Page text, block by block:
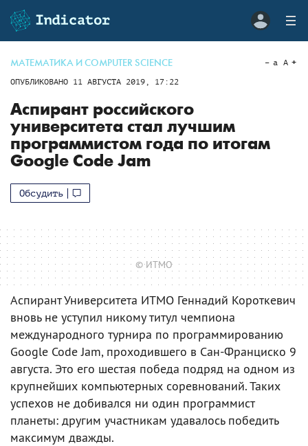
МАТЕМАТИКА И COMPUTER SCIENCE
ОПУБЛИКОВАНО 11 АВГУСТА 2019, 17:22
a A
Аспирант российского
университета стал лучшим
программистом года по итогам
Google Code Jam
Обсудить
© ИТМО
Аспирант Университета ИТМО Геннадий Короткевич
вновь не уступил никому титул чемпиона
международного турнира по программированию
Google Code Jam, проходившего в Сан-Франциско 9
августа. Это его шестая победа подряд на одном из
крупнейших компьютерных соревнований. Таких
успехов не добивался ни один программист
планеты: другим участникам удавалось победить
максимум дважды.